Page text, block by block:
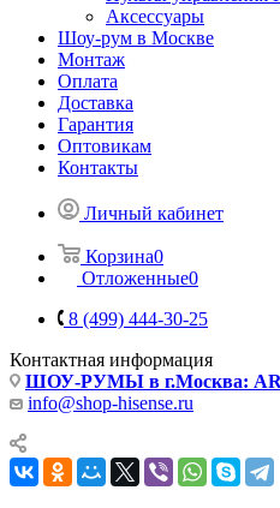
Аксессуары
Шоу-рум в Москве
Монтаж
Оплата
Доставка
Гарантия
Оптовикам
Контакты
Личный кабинет
Корзина0
Отложенные0
8 (499) 444-30-25
Контактная информация
ШОУ-РУМЫ в г.Москва:
info@shop-hisense.ru